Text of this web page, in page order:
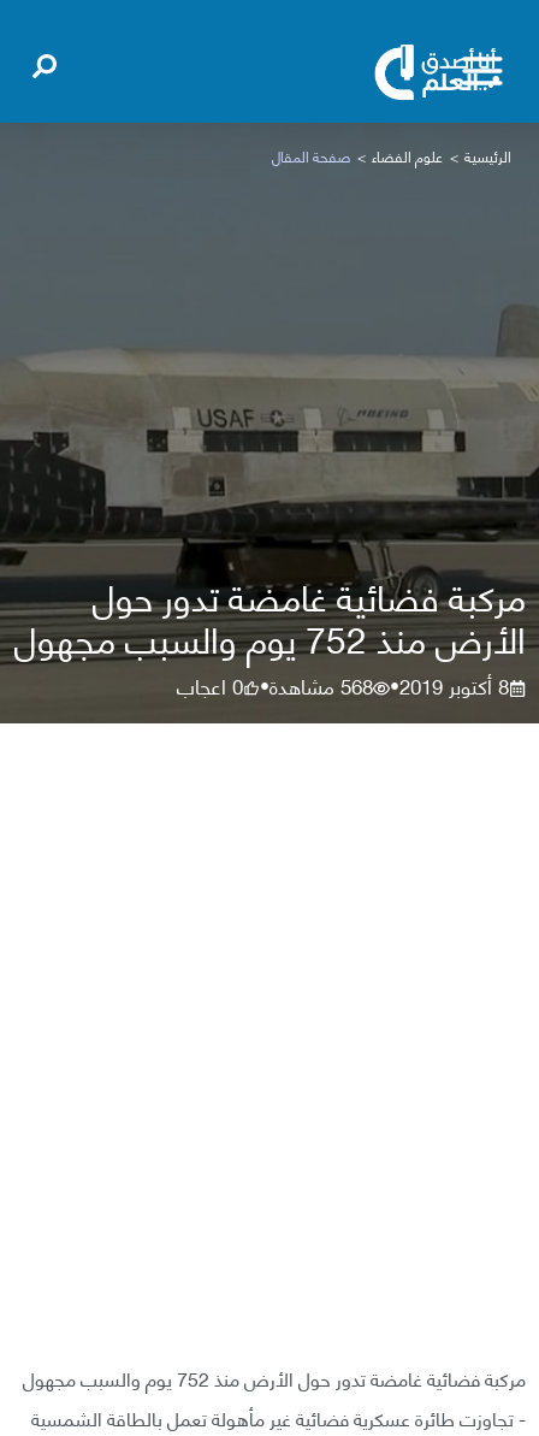
الرئيسية علوم الفضاء صفحة المقال
مركبة فضائية غامضة تدور حول
الأرض منذ 752 يوم والسبب مجهول
8 أكتوبر 2019 •
568مشاهدة•
0اعجاب
مركبة فضائية غامضة تدور حول الأرض منذ 752 يوم والسبب مجهول
- تجاوزت طائرة عسكرية فضائية غير مأهولة تعمل بالطاقة الشمسية